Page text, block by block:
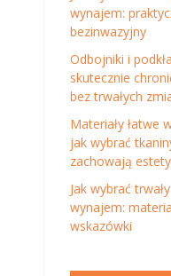
wynajem:
bezinwazyjny
Odbojniki i
skutecznie
bez trwałych
Materiały łatwe
jak wybrać
zachowają
Jak wybrać
wynajem:
wskazówki